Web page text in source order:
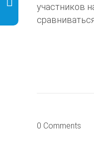
участников
0 Comments